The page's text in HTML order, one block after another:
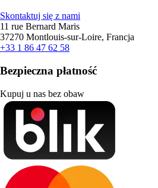
Skontaktuj się z nami
11 rue Bernard Maris
37270 Montlouis-sur-Loire, Francja
+33 1 86 47 62 58
Bezpieczna płatność
Kupuj u nas bez obaw